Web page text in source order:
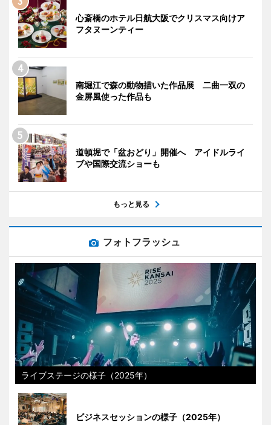
心斎橋のホテル日航大阪でクリスマス向けア
フタヌーンティー
南堀江で森の動物描いた作品展 二曲一双の
金屏風使った作品も
道頓堀で「盆おどり」開催へ アイドルライ
ブや国際交流ショーも
もっと見る
フォトフラッシュ
ライブステージの様子（2025年）
ビジネスセッションの様子（2025年）